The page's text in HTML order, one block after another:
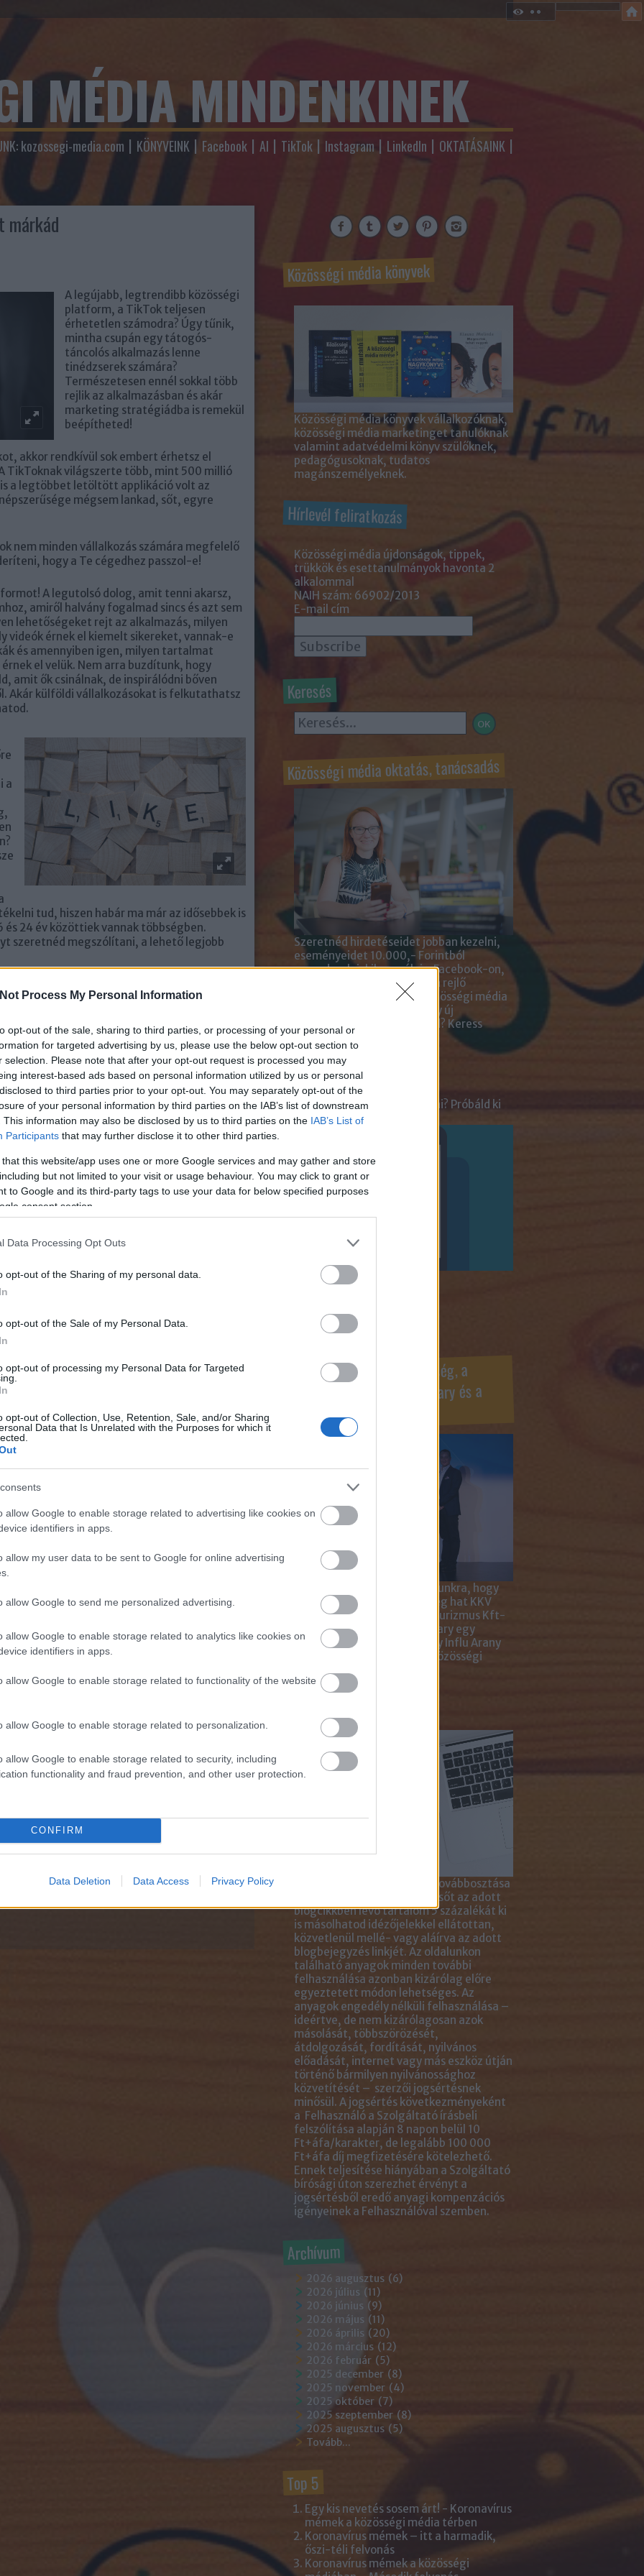
Process My Personal Information
opt-out of the sale, sharing to third parties, or processing of your personal or
for targeted advertising by us, please use the below opt-out section to
selection. Please note that after your opt-out request is processed you may
interest-based ads based on personal information utilized by us or personal
to third parties prior to your opt-out. You may separately opt-out of the
of your personal information by third parties on the IAB’s list of downstream
This information may also be disclosed by us to third parties on the IAB’s List of
Participants that may further disclose it to other third parties.
that this website/app uses one or more Google services and may gather and store
but not limited to your visit or usage behaviour. You may click to grant or
to Google and its third-party tags to use your data for below specified purposes
consent section.
Data Processing Opt Outs
opt-out of the Sharing of my personal data.
opt-out of the Sale of my Personal Data.
opt-out of processing my Personal Data for Targeted
opt-out of Collection, Use, Retention, Sale, and/or Sharing
Data that Is Unrelated with the Purposes for which it
allow Google to enable storage related to advertising like cookies on
identifiers in apps.
allow my user data to be sent to Google for online advertising
allow Google to send me personalized advertising.
allow Google to enable storage related to analytics like cookies on
identifiers in apps.
allow Google to enable storage related to functionality of the website
allow Google to enable storage related to personalization.
allow Google to enable storage related to security, including
functionality and fraud prevention, and other user protection.
CONFIRM
Data Deletion Data Access Privacy Policy
MÉDIA MINDENKINEK
kozossegi-media.com KÖNYVEINK Facebook AI TikTok Instagram LinkedIn OKTATÁSAINK
márkád
A legújabb, legtrendibb közösségi
platform, a TikTok teljesen
érhetetlen számodra? Úgy tűnik,
mintha csupán egy tátogós-
táncolós alkalmazás lenne
tinédzserek számára?
Természetesen ennél sokkal több
rejlik az alkalmazásban és akár
marketing stratégiádba is remekül
beépítheted!
akkor rendkívül sok embert érhetsz el
TikToknak világszerte több, mint 500 millió
a legtöbbet letöltött applikáció volt az
mégsem lankad, sőt, egyre
nem minden vállalkozás számára megfelelő
hogy a Te cégedhez passzol-e!
A legutolsó dolog, amit tenni akarsz,
amiről halvány fogalmad sincs és azt sem
lehetőségeket rejt az alkalmazás, milyen
videók érnek el kiemelt sikereket, vannak-e
és amennyiben igen, milyen tartalmat
el velük. Nem arra buzdítunk, hogy
amit ők csinálnak, de inspirálódni bőven
Akár külföldi vállalkozásokat is felkutathatsz
a
tud, hiszen habár ma már az idősebbek is
24 év közöttiek vannak többségben.
szeretnéd megszólítani, a lehető legjobb
– csak kapd elő mobilodat és filmezd le,
mindig igazítsd márkád
válhatsz, ha nem cégedhez illő stílusban
az embereket.
egy példát: a Lush az új termékeit a
márka révén humoros tartalmakat is
egy hashtag-kihívást! A TikTok a kihívások
ez nem is kérdés! Mit szólnál, ha márkádhoz
egy saját kihívás és a felhasználók
tartalmakat gyártani az általad kért
Ehhez rendkívül kreatívnak kell lenned,
nem minden kihívás válik virálissá és
hogy olyan tartalmakat
és használják ehhez az #InMyDenim
Ezt a hashtaget azóta 50.9 millióan
meg:
is eredményes lehet, azonban
aki által elérheted célközönségedet. A
fiatal sztárjait, így hozzájuk
segítségével!
tudtuk hozni számodra a TikTokot és már
tekintesz rá! Te is bele fogsz vágni a
article/340216
Milyen hosszú
Gyorstalpaló a
POV videókról!
trendről?
id/15972466
felelősséget nem vállal, azokat nem ellenőrzi. Kifogás esetén
Felhasználási feltételekbenés az adatvédelmi tájékoztatóban.
Közösségi média könyvek
Közösségi média könyvek vállalkozóknak,
közösségi média marketinget tanulóknak
valamint adatvédelmi könyv szülőknek,
pedagógusoknak, tudatos
magánszemélyeknek.
Hírlevél feliratkozás
Közösségi média újdonságok, tippek,
trükkök és esettanulmányok havonta 2
alkalommal
NAIH szám: 66902/2013
E-mail cím
Keresés
Közösségi média oktatás, tanácsadás
Szeretnéd hirdetéseidet jobban kezelni,
eseményeidet 10.000,- Forintból
menedzselni, kihasználni a Facebook-on,
Youtube-on, Instagram-ban rejlő
lehetőségeket? Kiadnád közösségi média
oldalai kezelését? Netán egy új
alkalmazásra van szükséged? Keress
bátran bennünket!
Chatbot
Szeretnél velünk beszélgetni? Próbáld ki
Messenger Chatbotunkat!
Magyar Marketing Szövetség, a
KREATÍV, az Internet Hungary és a
turizmus szakma díjai
Nagy megtiszteltetés számunkra, hogy
Magyar Marketing Szövetség hat KKV
Marketing Gyémánt Díjjal, Turizmus Kft-
től 5 díjjal, az Internet Hungary egy
fődíjjal, a KREATÍV pedig egy Influ Arany
díjjal tüntette ki cégünket közösségi
Így használd cikkeinket...
Az anyagok linkkel történő továbbosztása
természetesen lehetséges, sőt az adott
blogcikkben lévő tartalom 5 százalékát ki
is másolhatod idézőjelekkel ellátottan,
közvetlenül mellé- vagy aláírva az adott
blogbejegyzés linkjét. Az oldalunkon
található anyagok minden további
felhasználása azonban kizárólag előre
egyeztetett módon lehetséges. Az
anyagok engedély nélküli felhasználása –
ideértve, de nem kizárólagosan azok
másolását, többszörözését,
átdolgozását, fordítását, nyilvános
előadását, internet vagy más eszköz útján
történő bármilyen nyilvánossághoz
közvetítését – szerzői jogsértésnek
minősül. A jogsértés következményeként
a Felhasználó a Szolgáltató írásbeli
felszólítása alapján 8 napon belül 10
Ft+áfa/karakter, de legalább 100 000
Ft+áfa díj megfizetésére kötelezhető.
Ennek teljesítése hiányában a Szolgáltató
bírósági úton szerezhet érvényt a
jogsértésből eredő anyagi kompenzációs
igényeinek a Felhasználóval szemben.
Archívum
2026 augusztus (6)
2026 július (11)
2026 június (9)
2026 május (11)
2026 április (20)
2026 március (12)
2026 február (5)
2025 december (8)
2025 november (4)
2025 október (7)
2025 szeptember (8)
2025 augusztus (5)
Tovább...
Top 5
Egy kis nevetés sosem árt! - Koronavírus
mémek a közösségi média térben
Koronavírus mémek – itt a harmadik,
őszi-téli felvonás
Koronavírus mémek a közösségi